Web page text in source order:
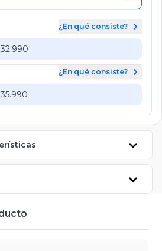
¿En qué consiste?
¿En qué consiste?